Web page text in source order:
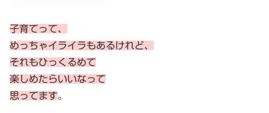
子育てって、
めっちゃイライラもあるけれど、
それもひっくるめて
楽しめたらいいなって
思ってます。